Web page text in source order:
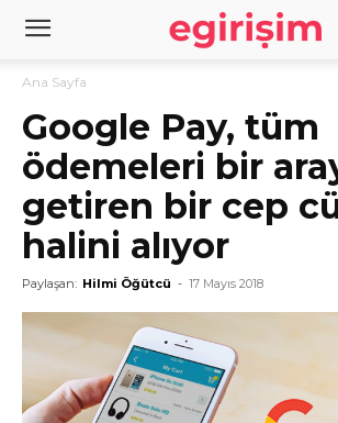
Ana Sayfa
Google Pay, tüm
ödemeleri bir
getiren bir cep
halini alıyor
Paylaşan: Hilmi Öğütcü - 17 Mayıs 2018